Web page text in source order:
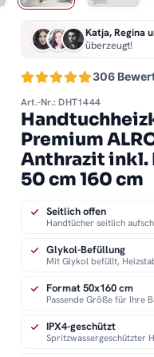
306
Katja, Regina
überzeugt!
Art.-Nr.: DHT1444
Premium
Anthrazit inkl.
50 cm 160 cm
Seitlich offen
Handtücher seitlich
Glykol-Befüllung
Mit Glykol befüllt,
Format 50x160 cm
Passende Größe für Ihre
IPX4-geschützt
Spritzwassergeschützter